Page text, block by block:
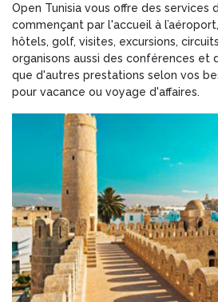
Open Tunisia vous offre des services
commençant par l'accueil à
hôtels, golf, visites, excursions,
organisons aussi des conférences et
que d'autres prestations selon vos
pour vacance ou voyage d'affaires.